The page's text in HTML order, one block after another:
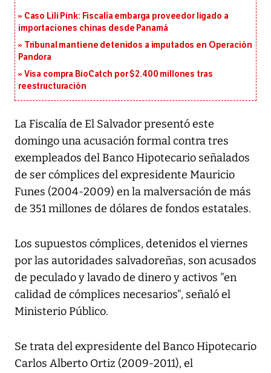
Caso Lili Pink: Fiscalía embarga proveedor ligado a
importaciones chinas desde Panamá
Tribunal mantiene detenidos a imputados en Operación
Pandora
Visa compra BioCatch por $2.400 millones tras
reestructuración
La Fiscalía de El Salvador presentó este
domingo una acusación formal contra tres
exempleados del Banco Hipotecario señalados
de ser cómplices del expresidente Mauricio
Funes (2004-2009) en la malversación de más
de 351 millones de dólares de fondos estatales.
Los supuestos cómplices, detenidos el viernes
por las autoridades salvadoreñas, son acusados
de peculado y lavado de dinero y activos "en
calidad de cómplices necesarios", señaló el
Ministerio Público.
Se trata del expresidente del Banco Hipotecario
Carlos Alberto Ortiz (2009-2011), el